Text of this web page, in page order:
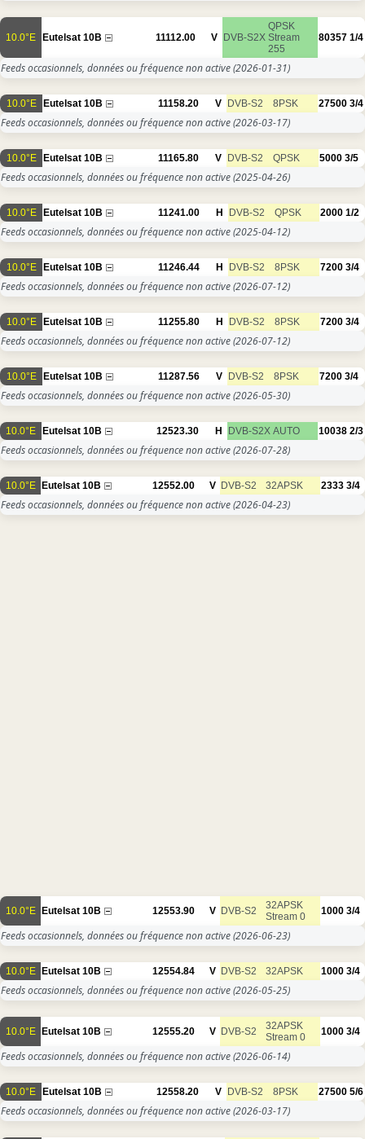
10.0°E Eutelsat 10B 11112.00 V DVB-S2X
QPSK
Stream
255
80357 1/4
Feeds occasionnels, données ou fréquence non active(2026-01-31)
10.0°E Eutelsat 10B 11158.20 V DVB-S2 8PSK 27500 3/4
Feeds occasionnels, données ou fréquence non active(2026-03-17)
10.0°E Eutelsat 10B 11165.80 V DVB-S2 QPSK 5000 3/5
Feeds occasionnels, données ou fréquence non active(2025-04-26)
10.0°E Eutelsat 10B 11241.00 H DVB-S2 QPSK 2000 1/2
Feeds occasionnels, données ou fréquence non active(2025-04-12)
10.0°E Eutelsat 10B 11246.44 H DVB-S2 8PSK 7200 3/4
Feeds occasionnels, données ou fréquence non active(2026-07-12)
10.0°E Eutelsat 10B 11255.80 H DVB-S2 8PSK 7200 3/4
Feeds occasionnels, données ou fréquence non active(2026-07-12)
10.0°E Eutelsat 10B 11287.56 V DVB-S2 8PSK 7200 3/4
Feeds occasionnels, données ou fréquence non active(2026-05-30)
10.0°E Eutelsat 10B 12523.30 H DVB-S2X AUTO 10038 2/3
Feeds occasionnels, données ou fréquence non active(2026-07-28)
10.0°E Eutelsat 10B 12552.00 V DVB-S2 32APSK 2333 3/4
Feeds occasionnels, données ou fréquence non active(2026-04-23)
10.0°E Eutelsat 10B 12553.90 V DVB-S2
32APSK
Stream 0
1000 3/4
Feeds occasionnels, données ou fréquence non active(2026-06-23)
10.0°E Eutelsat 10B 12554.84 V DVB-S2 32APSK 1000 3/4
Feeds occasionnels, données ou fréquence non active(2026-05-25)
10.0°E Eutelsat 10B 12555.20 V DVB-S2
32APSK
Stream 0
1000 3/4
Feeds occasionnels, données ou fréquence non active(2026-06-14)
10.0°E Eutelsat 10B 12558.20 V DVB-S2 8PSK 27500 5/6
Feeds occasionnels, données ou fréquence non active(2026-03-17)